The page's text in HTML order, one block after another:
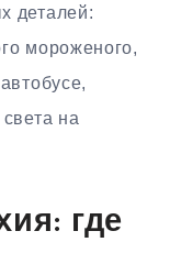
деталей:
мороженого,
на
где